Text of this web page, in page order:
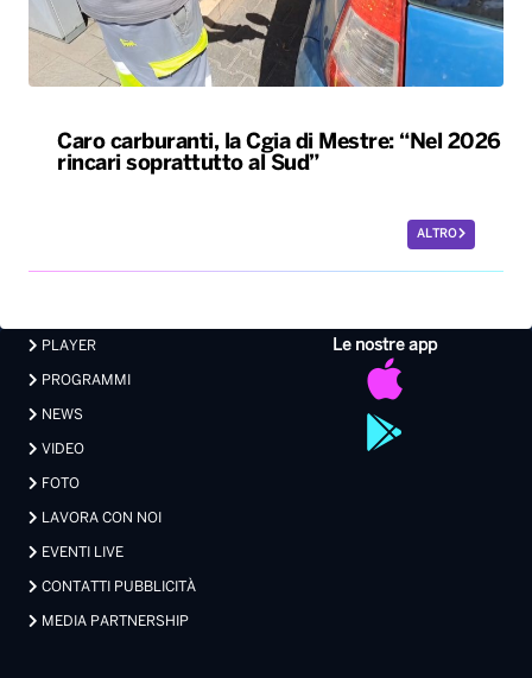
Caro carburanti, la Cgia di Mestre: “Nel 2026
rincari soprattutto al Sud”
ALTRO
Le nostre app
PLAYER
PROGRAMMI
NEWS
VIDEO
FOTO
LAVORA CON NOI
EVENTI LIVE
CONTATTI PUBBLICITÀ
MEDIA PARTNERSHIP